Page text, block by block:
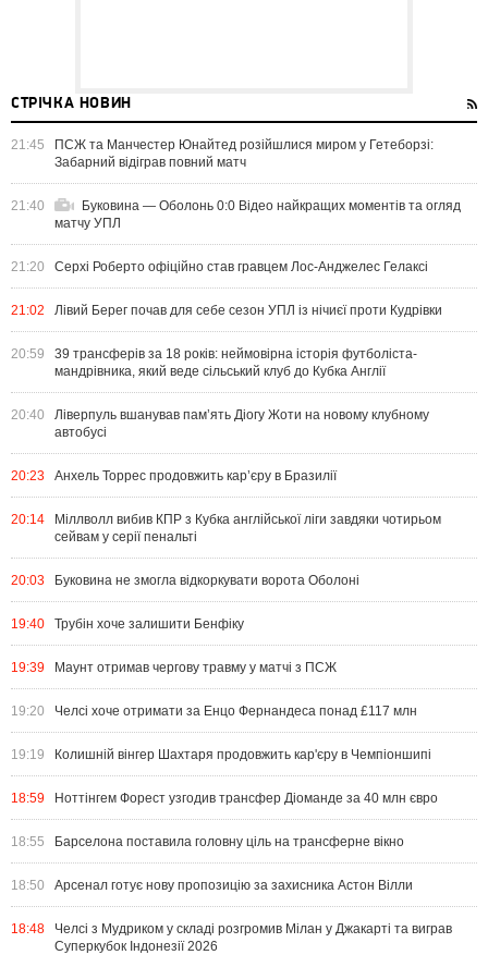
СТРІЧКА НОВИН
21:45
ПСЖ та Манчестер Юнайтед розійшлися миром у Гетеборзі:
Забарний відіграв повний матч
21:40
Буковина — Оболонь 0:0 Відео найкращих моментів та огляд
матчу УПЛ
21:20 Серхі Роберто офіційно став гравцем Лос-Анджелес Гелаксі
21:02 Лівий Берег почав для себе сезон УПЛ із нічиєї проти Кудрівки
20:59
39 трансферів за 18 років: неймовірна історія футболіста-
мандрівника, який веде сільський клуб до Кубка Англії
20:40
Ліверпуль вшанував пам’ять Діогу Жоти на новому клубному
автобусі
20:23 Анхель Торрес продовжить кар’єру в Бразилії
20:14
Міллволл вибив КПР з Кубка англійської ліги завдяки чотирьом
сейвам у серії пенальті
20:03 Буковина не змогла відкоркувати ворота Оболоні
19:40 Трубін хоче залишити Бенфіку
19:39 Маунт отримав чергову травму у матчі з ПСЖ
19:20 Челсі хоче отримати за Енцо Фернандеса понад £117 млн
19:19 Колишній вінгер Шахтаря продовжить кар'єру в Чемпіоншипі
18:59 Ноттінгем Форест узгодив трансфер Діоманде за 40 млн євро
18:55 Барселона поставила головну ціль на трансферне вікно
18:50 Арсенал готує нову пропозицію за захисника Астон Вілли
18:48
Челсі з Мудриком у складі розгромив Мілан у Джакарті та виграв
Суперкубок Індонезії 2026